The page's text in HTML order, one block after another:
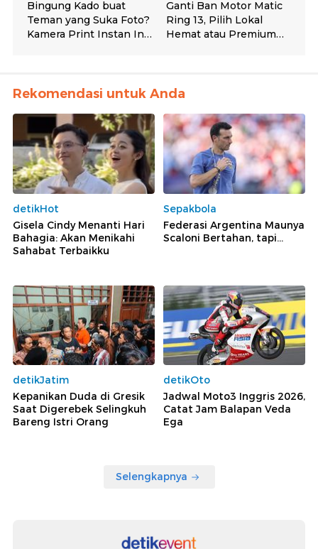
Rekomendasi untuk Anda
detikHot
Gisela Cindy Menanti Hari
Bahagia: Akan Menikahi
Sahabat Terbaikku
Sepakbola
Federasi Argentina Maunya
Scaloni Bertahan, tapi...
detikJatim
Kepanikan Duda di Gresik
Saat Digerebek Selingkuh
Bareng Istri Orang
detikOto
Jadwal Moto3 Inggris 2026,
Catat Jam Balapan Veda
Ega
Selengkapnya